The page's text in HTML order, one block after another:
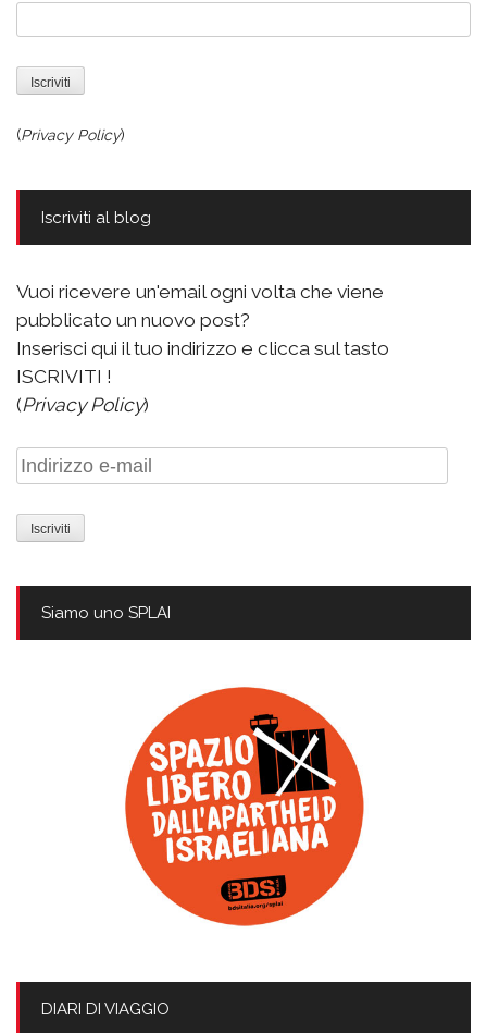
(Privacy Policy)
Iscriviti al blog
Vuoi ricevere un'email ogni volta che viene
pubblicato un nuovo post?
Inserisci qui il tuo indirizzo e clicca sul tasto
ISCRIVITI !
(Privacy Policy)
Indirizzo
e-
mail
Siamo uno SPLAI
DIARI DI VIAGGIO